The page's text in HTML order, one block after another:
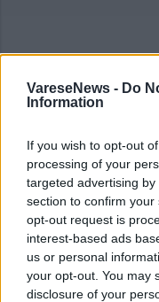
VareseNews - Do
Information
If you wish to opt-out
processing of your
targeted advertising
section to confirm
opt-out request is
interest-based ads
us or personal
your opt-out. You may
disclosure of your
ALTRE NOTIZIE DI